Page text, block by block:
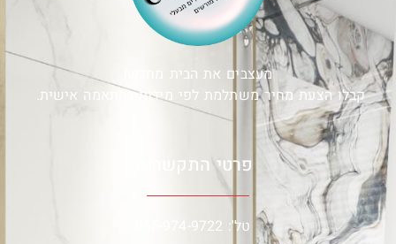
מעצבים את הבית מחדש!
קבלו הצעת מחיר משתלמת לפי מידות בהתאמה אישית.
פרטי התקשרות
טל': 055-974-9722